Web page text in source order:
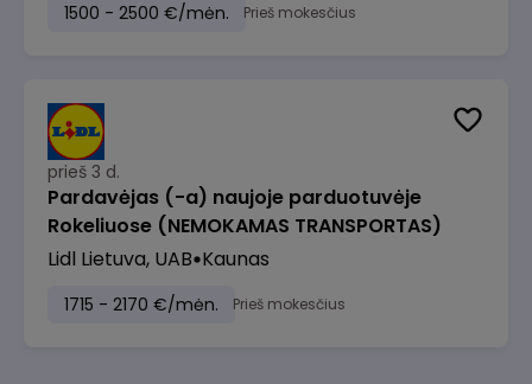
1500 - 2500 €/mėn. Prieš mokesčius
prieš 3 d.
Pardavėjas (-a) naujoje parduotuvėje
Rokeliuose (NEMOKAMAS TRANSPORTAS)
Lidl Lietuva, UAB Kaunas
1715 - 2170 €/mėn. Prieš mokesčius